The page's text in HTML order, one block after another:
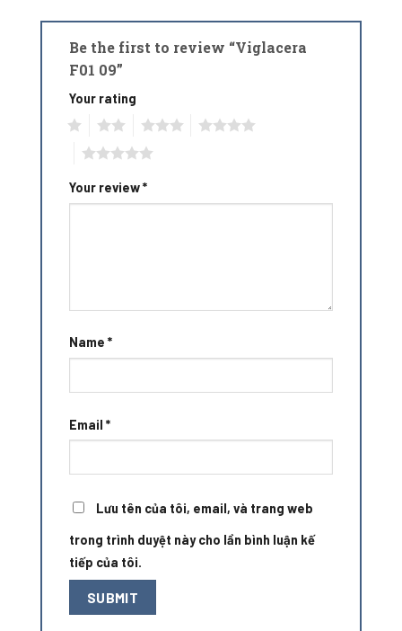
Be the first to review “Viglacera
F01 09”
Your rating
Your review*
Name *
Email *
Lưu tên của tôi, email, và trang web
trong trình duyệt này cho lần bình luận kế
tiếp của tôi.